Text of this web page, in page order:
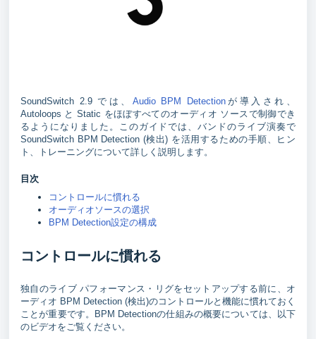
SoundSwitch 2.9 では、 Audio BPM Detectionが導入され、
Autoloops と Static をほぼすべてのオーディオ ソースで制御でき
るようになりました。このガイドでは、バンドのライブ演奏で
SoundSwitch BPM Detection (検出) を活用するための手順、ヒン
ト、トレーニングについて詳しく説明します。
目次
コントロールに慣れる
オーディオソースの選択
BPM Detection設定の構成
コントロールに慣れる
独自のライブ パフォーマンス・リグをセットアップする前に、オ
ーディオ BPM Detection (検出)のコントロールと機能に慣れておく
ことが重要です。BPM Detectionの仕組みの概要については、以下
のビデオをご覧ください。